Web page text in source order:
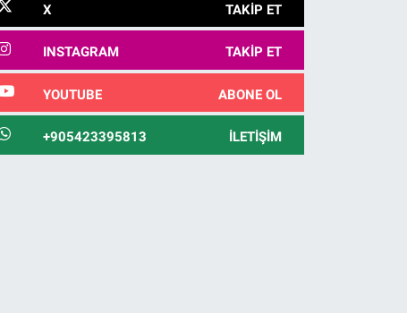
X TAKIP ET
INSTAGRAM TAKIP ET
YOUTUBE ABONE OL
+905423395813 İLETIŞIM